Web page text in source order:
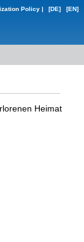
Policy | [DE] [EN]
Heimat